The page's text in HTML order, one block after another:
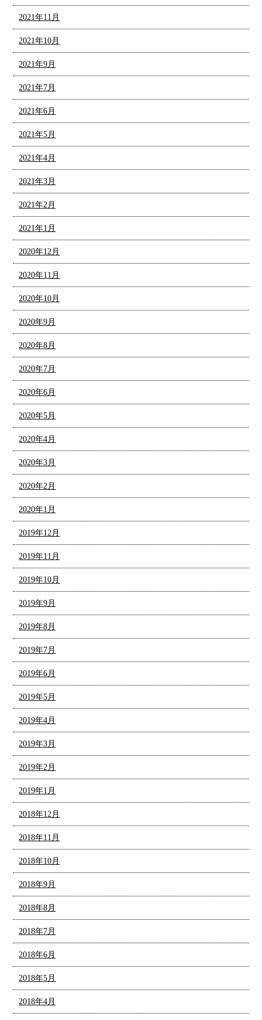
2021年11月
2021年10月
2021年9月
2021年7月
2021年6月
2021年5月
2021年4月
2021年3月
2021年2月
2021年1月
2020年12月
2020年11月
2020年10月
2020年9月
2020年8月
2020年7月
2020年6月
2020年5月
2020年4月
2020年3月
2020年2月
2020年1月
2019年12月
2019年11月
2019年10月
2019年9月
2019年8月
2019年7月
2019年6月
2019年5月
2019年4月
2019年3月
2019年2月
2019年1月
2018年12月
2018年11月
2018年10月
2018年9月
2018年8月
2018年7月
2018年6月
2018年5月
2018年4月